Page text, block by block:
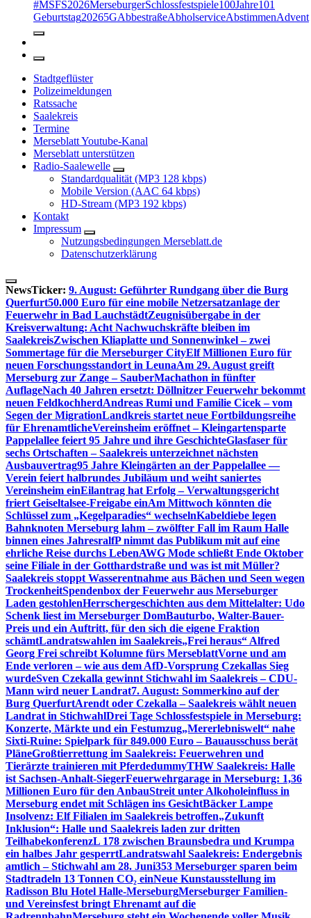
#MSFS2026MerseburgerSchlossfestspiele100Jahre101
Geburtstag20265GAbbestraßeAbholserviceAbstimmenAdvent
Stadtgeflüster
Polizeimeldungen
Ratssache
Saalekreis
Termine
Merseblatt Youtube-Kanal
Merseblatt unterstützen
Radio-Saalewelle
Standardqualität (MP3 128 kbps)
Mobile Version (AAC 64 kbps)
HD-Stream (MP3 192 kbps)
Kontakt
Impressum
Nutzungsbedingungen Merseblatt.de
Datenschutzerklärung
NewsTicker: 9. August: Geführter Rundgang über die Burg
Querfurt50.000 Euro für eine mobile Netzersatzanlage der
Feuerwehr in Bad LauchstädtZeugnisübergabe in der
Kreisverwaltung: Acht Nachwuchskräfte bleiben im
SaalekreisZwischen Kliaplatte und Sonnenwinkel – zwei
Sommertage für die Merseburger CityElf Millionen Euro für
neuen Forschungsstandort in LeunaAm 29. August greift
Merseburg zur Zange – SauberMachathon in fünfter
AuflageNach 40 Jahren ersetzt: Döllnitzer Feuerwehr bekommt
neuen FeldkochherdAndreas Rumi und Familie Cicek – vom
Segen der MigrationLandkreis startet neue Fortbildungsreihe
für EhrenamtlicheVereinsheim eröffnet – Kleingartensparte
Pappelallee feiert 95 Jahre und ihre GeschichteGlasfaser für
sechs Ortschaften – Saalekreis unterzeichnet nächsten
Ausbauvertrag95 Jahre Kleingärten an der Pappelallee —
Verein feiert halbrundes Jubiläum und weiht saniertes
Vereinsheim einEilantrag hat Erfolg – Verwaltungsgericht
friert Geiseltalsee-Freigabe einAm Mittwoch könnten die
Schlüssel zum „Kegelparadies“ wechselnKabeldiebe legen
Bahnknoten Merseburg lahm – zwölfter Fall im Raum Halle
binnen eines JahresralfP nimmt das Publikum mit auf eine
ehrliche Reise durchs LebenAWG Mode schließt Ende Oktober
seine Filiale in der Gotthardstraße und was ist mit Müller?
Saalekreis stoppt Wasserentnahme aus Bächen und Seen wegen
TrockenheitSpendenbox der Feuerwehr aus Merseburger
Laden gestohlenHerrschergeschichten aus dem Mittelalter: Udo
Schenk liest im Merseburger DomBauturbo, Walter-Bauer-
Preis und ein Auftritt, für den sich die eigene Fraktion
schämtLandratswahlen im Saalekreis„Frei heraus“ Alfred
Georg Frei schreibt Kolumne fürs MerseblattVorne und am
Ende verloren – wie aus dem AfD-Vorsprung Czekallas Sieg
wurdeSven Czekalla gewinnt Stichwahl im Saalekreis – CDU-
Mann wird neuer Landrat7. August: Sommerkino auf der
Burg QuerfurtArendt oder Czekalla – Saalekreis wählt neuen
Landrat in StichwahlDrei Tage Schlossfestspiele in Merseburg:
Konzerte, Märkte und ein Festumzug„Mererlebniswelt“ nahe
Sixti-Ruine: Spielpark für 849.000 Euro – Bauausschuss berät
PläneGroßtierrettung im Saalekreis: Feuerwehren und
Tierärzte trainieren mit PferdedummyTHW Saalekreis: Halle
ist Sachsen-Anhalt-SiegerFeuerwehrgarage in Merseburg: 1,36
Millionen Euro für den AnbauStreit unter Alkoholeinfluss in
Merseburg endet mit Schlägen ins GesichtBäcker Lampe
Insolvenz: Elf Filialen im Saalekreis betroffen„Zukunft
Inklusion“: Halle und Saalekreis laden zur dritten
TeilhabekonferenzL 178 zwischen Braunsbedra und Krumpa
ein halbes Jahr gesperrtLandratswahl Saalekreis: Endergebnis
amtlich – Stichwahl am 28. Juni353 Merseburger sparen beim
Stadtradeln 13 Tonnen CO₂ einNeue Kunstausstellung im
Radisson Blu Hotel Halle-MerseburgMerseburger Familien-
und Vereinsfest bringt Ehrenamt auf die